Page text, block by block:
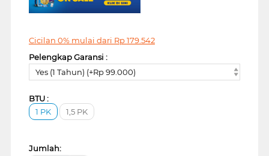
Cicilan 0% mulai dari Rp179.542
Pelengkap Garansi :
Yes (1 Tahun) (+Rp 99.000)
BTU :
1 PK
1,5 PK
Jumlah: